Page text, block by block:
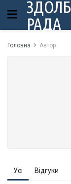
РАДА
Головна Автор
Усі Відгуки